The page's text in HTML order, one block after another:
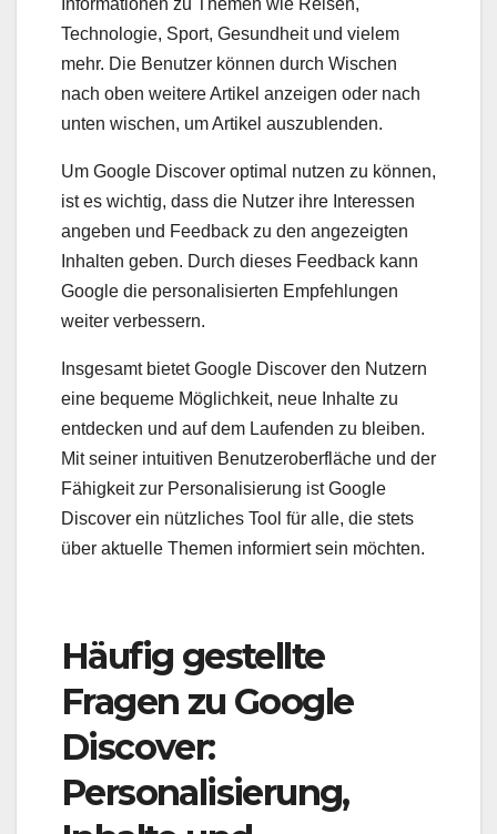
Technologie, Sport, Gesundheit und vielem
mehr. Die Benutzer können durch Wischen
nach oben weitere Artikel anzeigen oder nach
unten wischen, um Artikel auszublenden.
Um Google Discover optimal nutzen zu können,
ist es wichtig, dass die Nutzer ihre Interessen
angeben und Feedback zu den angezeigten
Inhalten geben. Durch dieses Feedback kann
Google die personalisierten Empfehlungen
weiter verbessern.
Insgesamt bietet Google Discover den Nutzern
eine bequeme Möglichkeit, neue Inhalte zu
entdecken und auf dem Laufenden zu bleiben.
Mit seiner intuitiven Benutzeroberfläche und der
Fähigkeit zur Personalisierung ist Google
Discover ein nützliches Tool für alle, die stets
über aktuelle Themen informiert sein möchten.
Häufig gestellte
Fragen zu Google
Discover:
Personalisierung,